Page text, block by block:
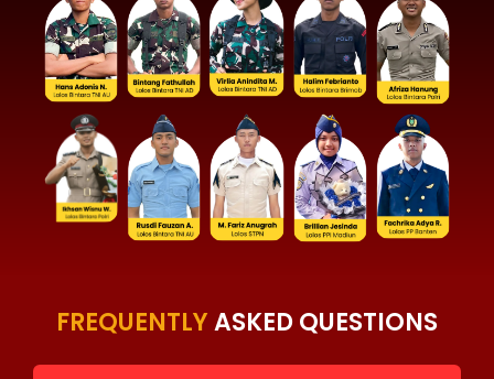
FREQUENTLYASKED QUESTIONS